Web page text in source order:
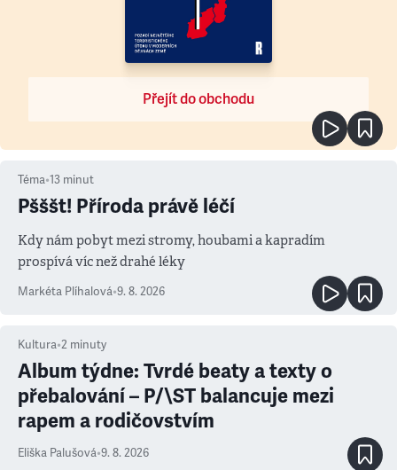
Přejít do obchodu
Téma•13 minut
Pšššt! Příroda právě léčí
Kdy nám pobyt mezi stromy, houbami a kapradím
prospívá víc než drahé léky
Markéta Plíhalová•9. 8. 2026
Kultura•2 minuty
Album týdne: Tvrdé beaty a texty o
přebalování – P/\ST balancuje mezi
rapem a rodičovstvím
Eliška Palušová•9. 8. 2026